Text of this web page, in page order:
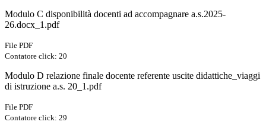
Modulo C disponibilità docenti ad accompagnare a.s.2025-
26.docx_1.pdf
File PDF
Contatore click: 20
Modulo D relazione finale docente referente uscite didattiche_viaggi
di istruzione a.s. 20_1.pdf
File PDF
Contatore click: 29